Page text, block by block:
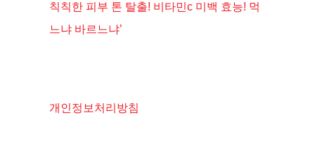
칙칙한 피부 톤 탈출! 비타민c 미백 효능! 먹
느냐 바르느냐’
개인정보처리방침